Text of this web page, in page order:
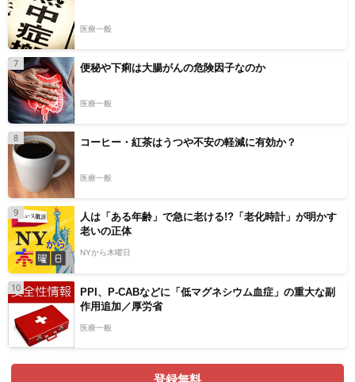
医療一般
7 便秘や下痢は大腸がんの危険因子なのか
医療一般
8 コーヒー・紅茶はうつや不安の軽減に有効か？
医療一般
9
人は「ある年齢」で急に老ける!?「老化時計」が明かす
老いの正体
NYから木曜日
10
PPI、P-CABなどに「低マグネシウム血症」の重大な副
作用追加／厚労省
医療一般
登録無料